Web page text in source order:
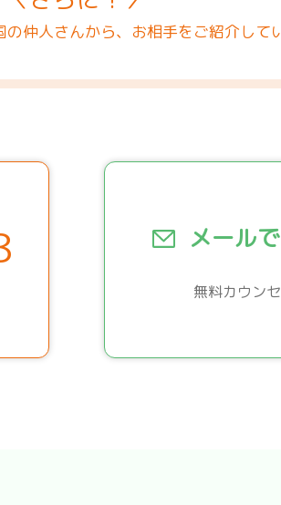
仲人さんから、お相手をご紹介して
メール
無料カウン